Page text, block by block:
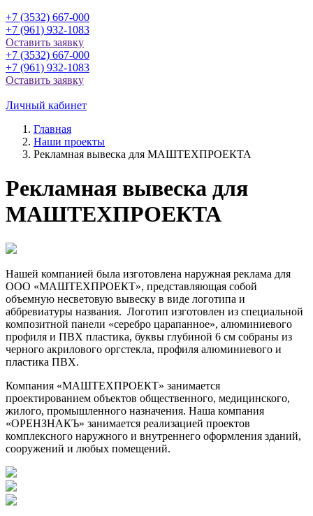
+7 (3532) 667-000
+7 (961) 932-1083
Оставить заявку
+7 (3532) 667-000
+7 (961) 932-1083
Оставить заявку
Личный кабинет
Главная
Наши проекты
Рекламная вывеска для МАШТЕХПРОЕКТА
Рекламная вывеска для
МАШТЕХПРОЕКТА
Нашей компанией была изготовлена наружная реклама для
ООО «МАШТЕХПРОЕКТ», представляющая собой
объемную несветовую вывеску в виде логотипа и
аббревиатуры названия. Логотип изготовлен из специальной
композитной панели «серебро царапанное», алюминиевого
профиля и ПВХ пластика, буквы глубиной 6 см собраны из
черного акрилового оргстекла, профиля алюминиевого и
пластика ПВХ.
Компания «МАШТЕХПРОЕКТ» занимается
проектированием объектов общественного, медицинского,
жилого, промышленного назначения. Наша компания
«ОРЕНЗНАКЪ» занимается реализацией проектов
комплексного наружного и внутреннего оформления зданий,
сооружений и любых помещений.